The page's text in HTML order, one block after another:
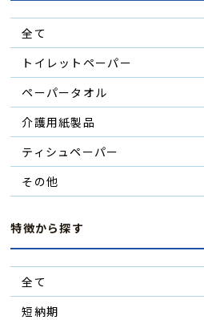
全て
トイレットペーパー
ペーパータオル
介護用紙製品
ティシュペーパー
その他
特徴から探す
全て
短納期